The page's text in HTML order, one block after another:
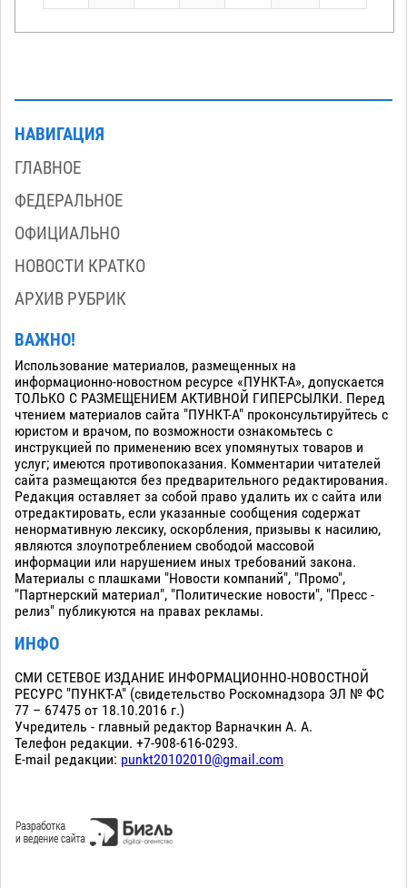
НАВИГАЦИЯ
ГЛАВНОЕ
ФЕДЕРАЛЬНОЕ
ОФИЦИАЛЬНО
НОВОСТИ КРАТКО
АРХИВ РУБРИК
ВАЖНО!
Использование материалов, размещенных на
информационно-новостном ресурсе «ПУНКТ-А», допускается
ТОЛЬКО С РАЗМЕЩЕНИЕМ АКТИВНОЙ ГИПЕРСЫЛКИ. Перед
чтением материалов сайта "ПУНКТ-А" проконсультируйтесь с
юристом и врачом, по возможности ознакомьтесь с
инструкцией по применению всех упомянутых товаров и
услуг; имеются противопоказания. Комментарии читателей
сайта размещаются без предварительного редактирования.
Редакция оставляет за собой право удалить их с сайта или
отредактировать, если указанные сообщения содержат
ненормативную лексику, оскорбления, призывы к насилию,
являются злоупотреблением свободой массовой
информации или нарушением иных требований закона.
Материалы с плашками "Новости компаний", "Промо",
"Партнерский материал", "Политические новости", "Пресс -
релиз" публикуются на правах рекламы.
ИНФО
СМИ СЕТЕВОЕ ИЗДАНИЕ ИНФОРМАЦИОННО-НОВОСТНОЙ
РЕСУРС "ПУНКТ-А" (свидетельство Роскомнадзора ЭЛ № ФС
77 – 67475 от 18.10.2016 г.)
Учредитель - главный редактор Варначкин А. А.
Телефон редакции. +7-908-616-0293.
E-mail редакции: punkt20102010@gmail.com